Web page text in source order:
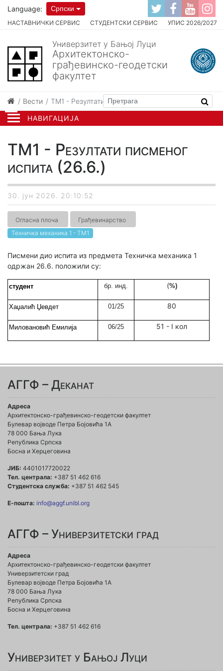
НАВИГАЦИЈА
НАСТАВНИЧКИ СЕРВИС СТУДЕНТСКИ СЕРВИС УПИС 2026/2027
Language: Српски
Универзитет у Бањој Луци
Архитектонско-
грађевинско-геодетски
факултет
Вести ТМ1 - Резултати писменог испита (26.6.)
ТМ1 - Резултати писменог
испита (26.6.)
30. јун 2026. 20:10:52
Огласна плоча
Грађевинарство
Техничка механика 1 - ТМ1
Писмени дио испита из предмета Техничка механика 1
одржан 26.6. положили су:
студент бр. инд. (%)
Хаџалић Џевдет 01/25 80
Миловановић Емилија 06/25 51 - I кол
АГГФ – Деканат
Адреса
Архитектонско-грађевинско-геодетски факултет
Булевар војводе Петра Бојовића 1A
78 000 Бања Лука
Република Српска
Босна и Херцеговина
ЈИБ: 4401017720022
Тел. централа: +387 51 462 616
Студентска служба: +387 51 462 545
Е-пошта: info@aggf.unibl.org
АГГФ – Универзитетски град
Адреса
Архитектонско-грађевинско-геодетски факултет
Универзитетски град
Булевар војводе Петра Бојовића 1A
78 000 Бања Лука
Република Српска
Босна и Херцеговина
Тел. централа: +387 51 462 616
Универзитет у Бањој Луци